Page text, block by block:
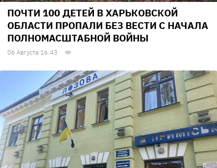
ПОЧТИ 100 ДЕТЕЙ В ХАРЬКОВСКОЙ
ОБЛАСТИ ПРОПАЛИ БЕЗ ВЕСТИ С НАЧАЛА
ПОЛНОМАСШТАБНОЙ ВОЙНЫ
06 Августа 16:43